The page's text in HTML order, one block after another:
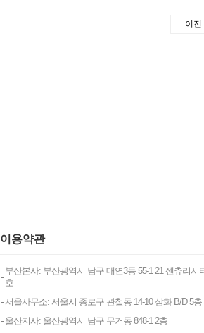
이전
이용약관
부산본사: 부산광역시 남구 대연3동 55-1 21 센츄리시
호
서울사무소: 서울시 종로구 관철동 14-10 삼화 B/D 5층
울산지사: 울산광역시 남구 무거동 848-1 2층